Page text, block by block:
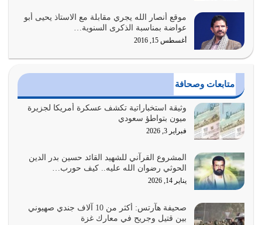
أولياء الشيطان كلما كانوا أكثر ولاءً وطاعة للشيطان كلما كانوا
أكثر ضعفاً
يوليو 30, 2026
وعد الله تعالى من يُقتل في سبيله بالحياة الأبدية والرزق
والاستبشار والنجاة والخلود في…
يوليو 29, 2026
القرآن الكريم هو أهم مصدر لمعرفة رسول الله معرفة سيرته
معرفة شخصيته معرفة عظمته
يوليو 28, 2026
هل نحن من الصالحين؟ قيِّم نفسك هنا اترك القرآن على أصله
وأعرض نفسك، وأعرض ما لديك على…
يوليو 27, 2026
موقع أنصار الله يجري مقابلة مع الاستاذ يحيى أبو
عواضة بمناسبة الذكرى السنوية…
أغسطس 15, 2016
متابعات وصحافة
وثيقة استخباراتية تكشف عسكرة أمريكا لجزيرة
ميون بتواطؤ سعودي
فبراير 3, 2026
المشروع القرآني للشهيد القائد حسين بدر الدين
الحوثي رضوان الله عليه.. كيف حورب…
يناير 14, 2026
صحيفة هآرتس: أكثر من 10 آلاف جندي صهيوني
بين قتيل وجريح في معارك غزة